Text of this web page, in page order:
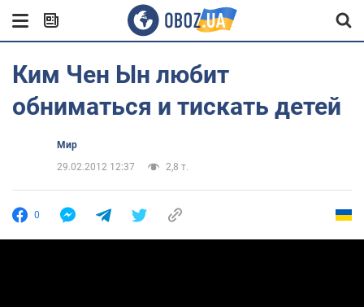
Ким Чен Ын любит
обниматься и тискать детей
Мир
29.02.2012 12:37
2,8 т.
0